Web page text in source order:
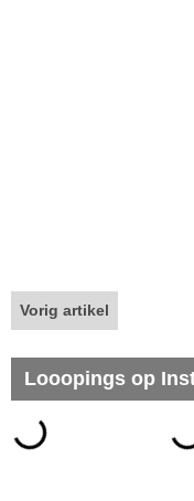
Vorig artikel
Looopings op